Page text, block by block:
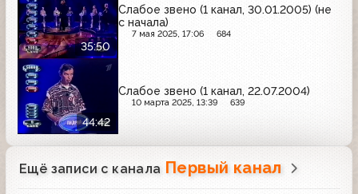
35:50
Слабое звено (1 канал, 30.01.2005) (не
с начала)
7 мая 2025, 17:06 684
44:42
Слабое звено (1 канал, 22.07.2004)
10 марта 2025, 13:39 639
Ещё записи с канала Первый канал